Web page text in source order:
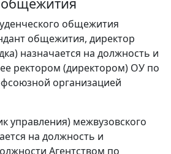
общежития
общежития
общежития, директор
назначается на должность и
ректором (директором) ОУ по
организацией
управления) межвузовского
на должность и
Агентством по